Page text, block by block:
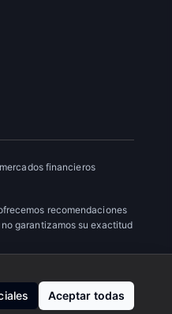
financieros
recomendaciones
garantizamos su exactitud
Nosotros Privacidad· Contacto
Aceptar todas